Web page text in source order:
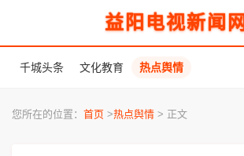
益阳电视新闻网
千城头条 文化教育 热点舆情
您所在的位置： 首页 >热点舆情 > 正文